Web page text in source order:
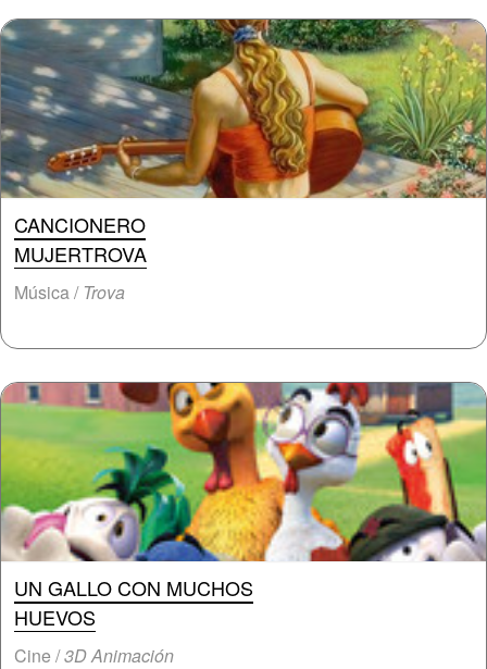
CANCIONERO
MUJERTROVA
Música / Trova
UN GALLO CON MUCHOS
HUEVOS
Cine /3D Animación